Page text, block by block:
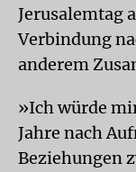
Jerusalemtag
Verbindung
anderem
»Ich würde
Jahre nach
Beziehungen